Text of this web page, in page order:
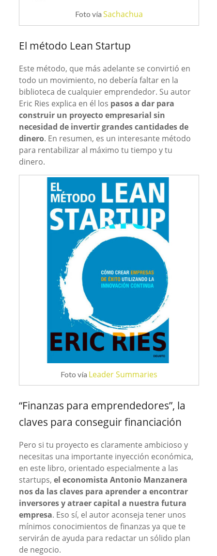
Foto vía Sachachua
El método Lean Startup
Este método, que más adelante se convirtió en
todo un movimiento, no debería faltar en la
biblioteca de cualquier emprendedor. Su autor
Eric Ries explica en él los pasos a dar para
construir un proyecto empresarial sin
necesidad de invertir grandes cantidades de
dinero. En resumen, es un interesante método
para rentabilizar al máximo tu tiempo y tu
dinero.
Foto vía Leader Summaries
“Finanzas para emprendedores”, la
claves para conseguir financiación
Pero si tu proyecto es claramente ambicioso y
necesitas una importante inyección económica,
en este libro, orientado especialmente a las
startups, el economista Antonio Manzanera
nos da las claves para aprender a encontrar
inversores y atraer capital a nuestra futura
empresa. Eso sí, el autor aconseja tener unos
mínimos conocimientos de finanzas ya que te
servirán de ayuda para redactar un sólido plan
de negocio.